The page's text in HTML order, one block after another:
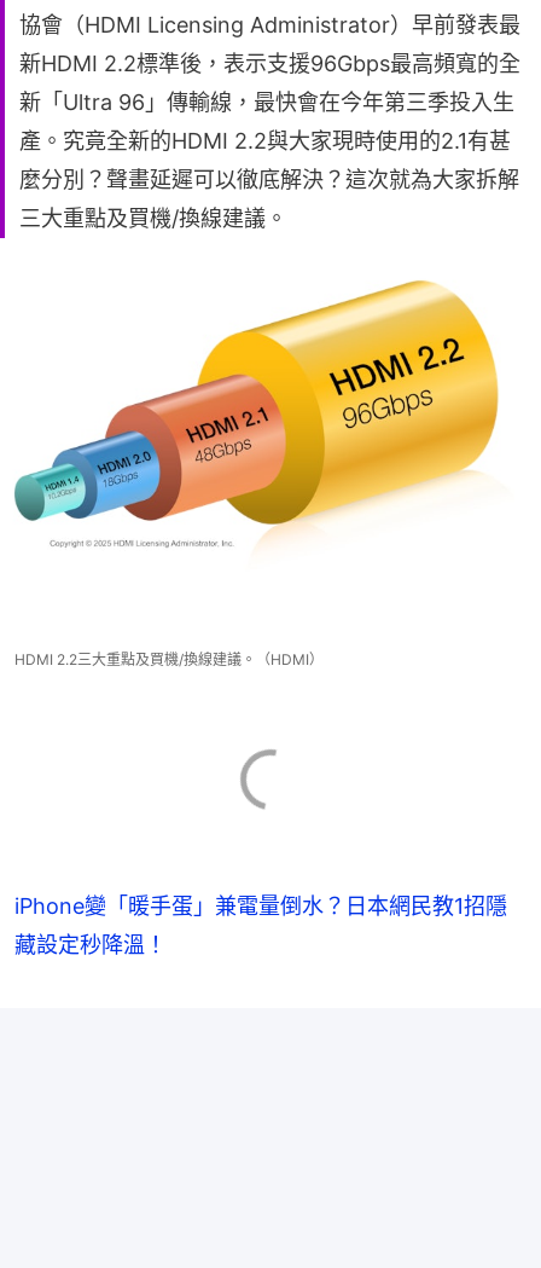
協會（HDMI Licensing Administrator）早前發表最
新HDMI 2.2標準後，表示支援96Gbps最高頻寬的全
新「Ultra 96」傳輸線，最快會在今年第三季投入生
產。究竟全新的HDMI 2.2與大家現時使用的2.1有甚
麼分別？聲畫延遲可以徹底解決？這次就為大家拆解
三大重點及買機/換線建議。
HDMI 2.2三大重點及買機/換線建議。（HDMI）
iPhone變「暖手蛋」兼電量倒水？日本網民教1招隱
藏設定秒降溫！